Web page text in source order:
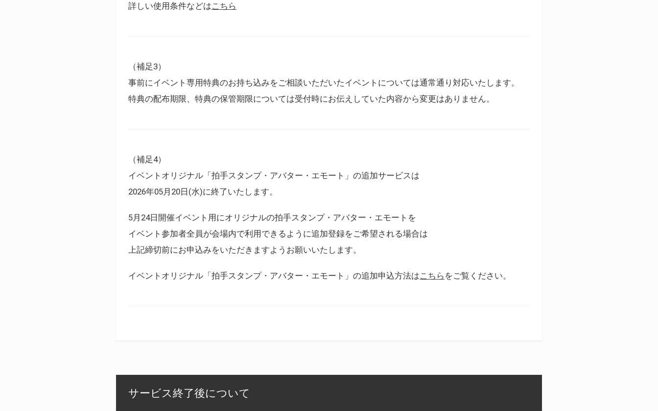
詳しい使用条件などはこちら
（補足3）
事前にイベント専用特典のお持ち込みをご相談いただいたイベントについては通常通り対応いたします。
特典の配布期限、特典の保管期限については受付時にお伝えしていた内容から変更はありません。
（補足4）
イベントオリジナル「拍手スタンプ・アバター・エモート」の追加サービスは
2026年05月20日(水)に終了いたします。
5月24日開催イベント用にオリジナルの拍手スタンプ・アバター・エモートを
イベント参加者全員が会場内で利用できるように追加登録をご希望される場合は
上記締切前にお申込みをいただきますようお願いいたします。
イベントオリジナル「拍手スタンプ・アバター・エモート」の追加申込方法はこちら をご覧ください。
サービス終了後について